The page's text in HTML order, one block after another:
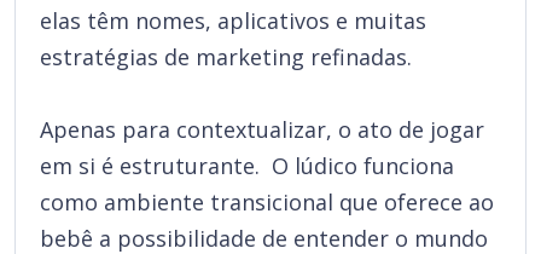
elas têm nomes, aplicativos e muitas
estratégias de marketing refinadas.
Apenas para contextualizar, o ato de jogar
em si é estruturante. O lúdico funciona
como ambiente transicional que oferece ao
bebê a possibilidade de entender o mundo